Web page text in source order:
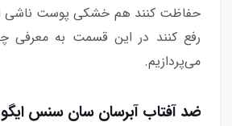
حفاظت کنند هم خشکی پوست ناشی
رفع کنند در این قسمت به معرفی
می‌پردازیم.
ضد آفتاب آبرسان سان سنس ایگو SPF 50